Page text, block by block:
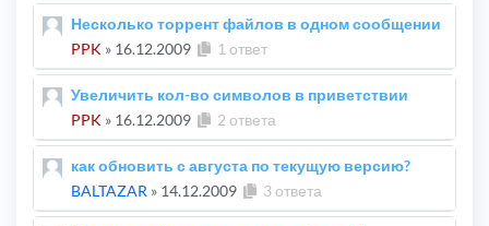
Несколько торрент файлов в одном сообщении
PPK » 16.12.2009 1 ответ
Увеличить кол-во символов в приветствии
PPK » 16.12.2009 2 ответа
как обновить с августа по текущую версию?
BALTAZAR » 14.12.2009 3 ответа